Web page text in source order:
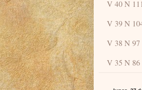
V 40 N
V 39 N
V 38 N 97
V 35 N 86